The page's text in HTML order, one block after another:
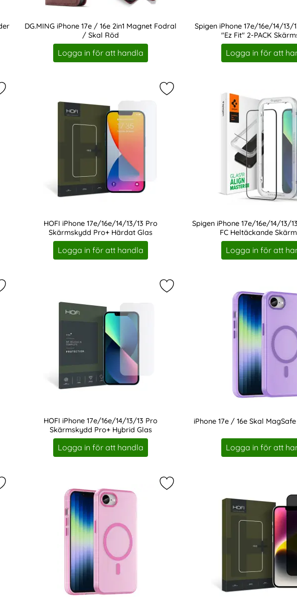
DG.MING iPhone 17e / 16e 2in1 Magnet Fodral
/ Skal Röd
Art. nr 241002
Logga in för att handla
Spigen iPhone 17e/16e/14/13/
"Ez Fit" 2-PACK
Art. nr 22056
Logga in för att
hOFI iPhone 17e/16e/14/13/13 Pro Skärmskydd Pro+ Heltäckande som
HOFI iPhone 17e/16e/14/13/13 Pro
Skärmskydd Pro+ Härdat Glas
Art. nr 209500
Logga in för att handla
Markera hOFI iPhone 17e/16e/14/
Spigen iPhone 17e/16e/14/13/
FC Heltäckande
Art. nr 210917
Logga in för att
spigen iPhone 17e/16e/14/13/13 Pro Skärmskydd Glass FC Härdat Glas
HOFI iPhone 17e/16e/14/13/13 Pro
Skärmskydd Pro+ Hybrid Glas
Art. nr 211004
Logga in för att handla
Markera hOFI iPhone 17e/16e/14/
iPhone 17e / 16e Skal
Art. nr 232316
Logga in för att
iPhone 17e / 16e Skal MagSafe Slim Matt Grön som favorit
Markera iPhone 17e / 16e Skal